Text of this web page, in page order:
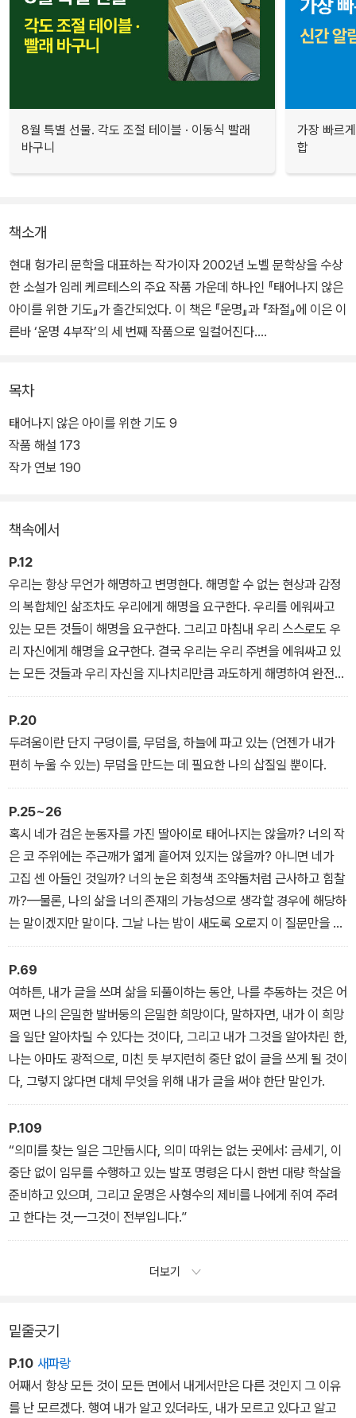
8월 특별 선물. 각도 조절 테이블 · 이동식 빨래
바구니
가장 빠르
합
책소개
현대 헝가리 문학을 대표하는 작가이자 2002년 노벨 문학상을 수상
한 소설가 임레 케르테스의 주요 작품 가운데 하나인 『태어나지 않은
아이를 위한 기도』가 출간되었다. 이 책은 『운명』과 『좌절』에 이은 이
른바 ‘운명 4부작’의 세 번째 작품으로 일컬어진다.
에 대한 끔찍한 기억에 시달리며 평범한 일상으로 돌아가지 못하는
십 대 소년의 모습으로 등장했던 케르테스는 이 책 『태어나지 않은 아
이를 위한 기도』에 노년에 접어든 작가이자 문학 번역가로 다시 등장
한다.
어나지 않은 아이를 위한 기도』는 수용소에서 살아 돌아온 이후의 삶
에 관한 이야기, 『운명』에 대한 응답과 같은 메시지라고 할 수 있다.
목차
태어나지 않은 아이를 위한 기도 9
작품 해설 173
작가 연보 190
책속에서
P.12
우리는 항상 무언가 해명하고 변명한다. 해명할 수 없는 현상과 감정
의 복합체인 삶조차도 우리에게 해명을 요구한다. 우리를 에워싸고
있는 모든 것들이 해명을 요구한다. 그리고 마침내 우리 스스로도 우
리 자신에게 해명을 요구한다. 결국 우리는 우리 주변을 에워싸고 있
는 모든 것들과 우리 자신을 지나치리만큼 과도하게 해명하여 완전히
무너뜨리는 단계까지 이르게 된다.
P.20
두려움이란 단지 구덩이를, 무덤을, 하늘에 파고 있는 (언젠가 내가
편히 누울 수 있는) 무덤을 만드는 데 필요한 나의 삽질일 뿐이다.
P.25~26
혹시 네가 검은 눈동자를 가진 딸아이로 태어나지는 않을까? 너의 작
은 코 주위에는 주근깨가 엷게 흩어져 있지는 않을까? 아니면 네가
고집 센 아들인 것일까? 너의 눈은 회청색 조약돌처럼 근사하고 힘찰
까?—물론, 나의 삶을 너의 존재의 가능성으로 생각할 경우에 해당하
는 말이겠지만 말이다. 그날 나는 밤이 새도록 오로지 이 질문만을 깊
이 생각했다.
P.69
여하튼, 내가 글을 쓰며 삶을 되풀이하는 동안, 나를 추동하는 것은 어
쩌면 나의 은밀한 발버둥의 은밀한 희망이다, 말하자면, 내가 이 희망
을 일단 알아차릴 수 있다는 것이다, 그리고 내가 그것을 알아차린 한,
나는 아마도 광적으로, 미친 듯 부지런히 중단 없이 글을 쓰게 될 것이
다, 그렇지 않다면 대체 무엇을 위해 내가 글을 써야 한단 말인가.
P.109
“의미를 찾는 일은 그만둡시다, 의미 따위는 없는 곳에서: 금세기, 이
중단 없이 임무를 수행하고 있는 발포 명령은 다시 한번 대량 학살을
준비하고 있으며, 그리고 운명은 사형수의 제비를 나에게 쥐여 주려
고 한다는 것,—그것이 전부입니다.”
더보기
밑줄긋기
P.10 새파랑
어째서 항상 모든 것이 모든 면에서 내게서만은 다른 것인지 그 이유
를 난 모르겠다. 행여 내가 알고 있더라도, 내가 모르고 있다고 알고